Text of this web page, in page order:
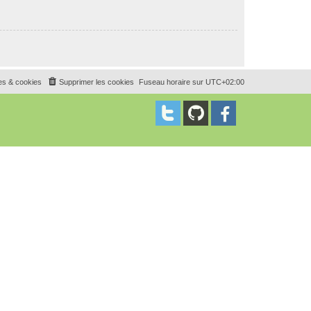
Fuseau horaire sur UTC+02:00
Supprimer les cookies
& cookies